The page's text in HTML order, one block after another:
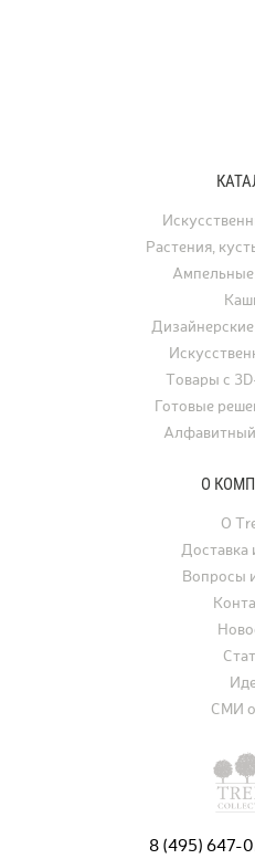
8 (495) 647-
Растения,
Ампельные
Товары с
Готовые
Алфавитный
О
О
Доставка
Вопросы
СМИ